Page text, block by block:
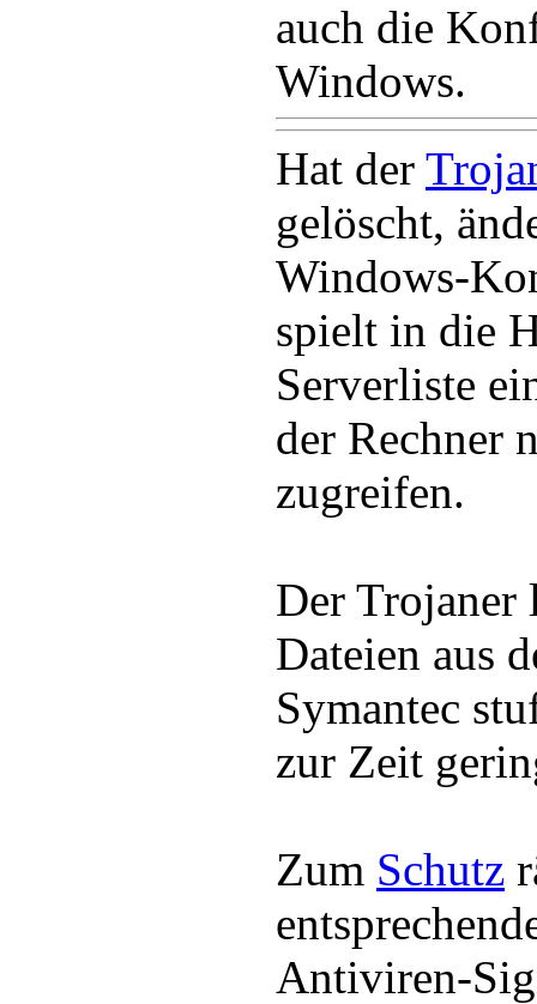
auch die
Windows.
Hat der
gelöscht,
Windows-
spielt in die
Serverliste
der Rechner
zugreifen.
Der Trojaner
Dateien aus
Symantec
zur Zeit
Zum Schutz
Antiviren-